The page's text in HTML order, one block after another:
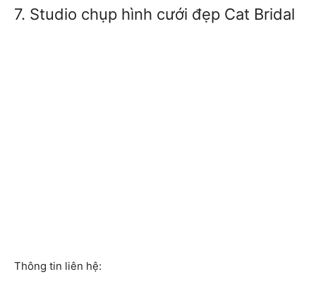
7. Studio chụp hình cưới đẹp Cat Bridal
Thông tin liên hệ: